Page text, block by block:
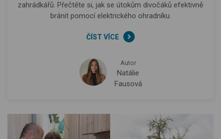
zahrádkářů. Přečtěte si, jak se útokům divočáků efektivně
bránit pomocí elektrického ohradníku.
ČÍST VÍCE
Autor
Natálie
Fausová